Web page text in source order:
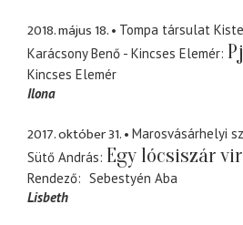
2018. május 18.
Tompa társulat
Karácsony Benő - Kincses Elemér
Kincses Elemér
Ilona
2017. október 31.
Marosvásárhelyi
Sütő András Egy lócsiszár
Rendező
Sebestyén Aba
Lisbeth